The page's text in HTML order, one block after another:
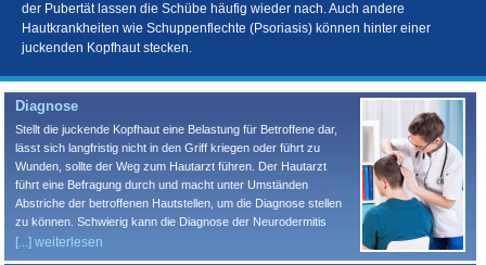
der Pubertät lassen die Schübe häufig wieder nach. Auch andere
Hautkrankheiten wie Schuppenflechte (Psoriasis) können hinter einer
juckenden Kopfhaut stecken.
Diagnose
Stellt die juckende Kopfhaut eine Belastung für Betroffene dar,
lässt sich langfristig nicht in den Griff kriegen oder führt zu
Wunden, sollte der Weg zum Hautarzt führen. Der Hautarzt
führt eine Befragung durch und macht unter Umständen
Abstriche der betroffenen Hautstellen, um die Diagnose stellen
zu können. Schwierig kann die Diagnose der Neurodermitis
werden. Bei einer Ekzemverteilung in Ellenbeugen, Gesicht und
Handrücken kann sie zwar in der Regel identifiziert werden, es
[...] weiterlesen